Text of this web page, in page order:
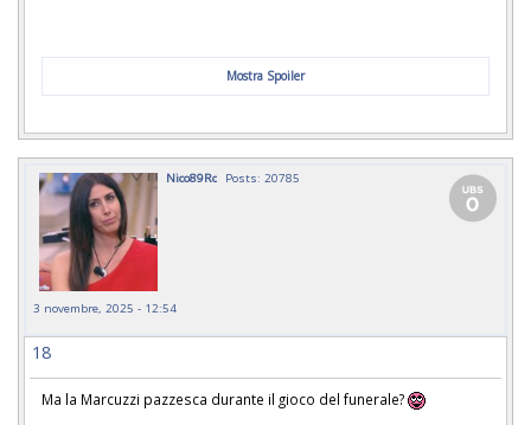
Mostra Spoiler
Nico89Rc Posts: 20785
3 novembre, 2025 - 12:54
18
Ma la Marcuzzi pazzesca durante il gioco del funerale?